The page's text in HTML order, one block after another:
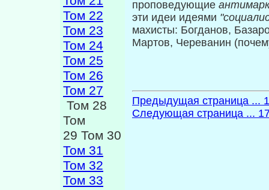
Том 22
Том 23
Том 24
Том 25
Том 26
Том 27
Том 28
Том
29 Том 30
Том 31
Том 32
Том 33
проповедующие
эти идеи идеями
махисты: Богданов,
Мартов, Череванин
Предыдущая страница ...
Следующая страница ...